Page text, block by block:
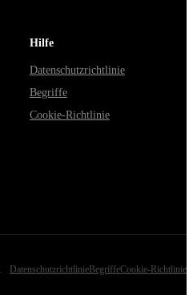
Hilfe
Datenschutzrichtlinie
Begriffe
Cookie-Richtlinie
DatenschutzrichtlinieBegriffeCookie-Richtlinie